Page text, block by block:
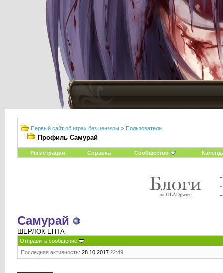
Первый сайт об играх без цензуры > Пользователи
Профиль Caмурaй
Регистрация Справка Сообщество
Caмурaй
ШЕРЛОК ЕПТА
Отправить сообщение
Последняя активность: 28.10.2017 22:49